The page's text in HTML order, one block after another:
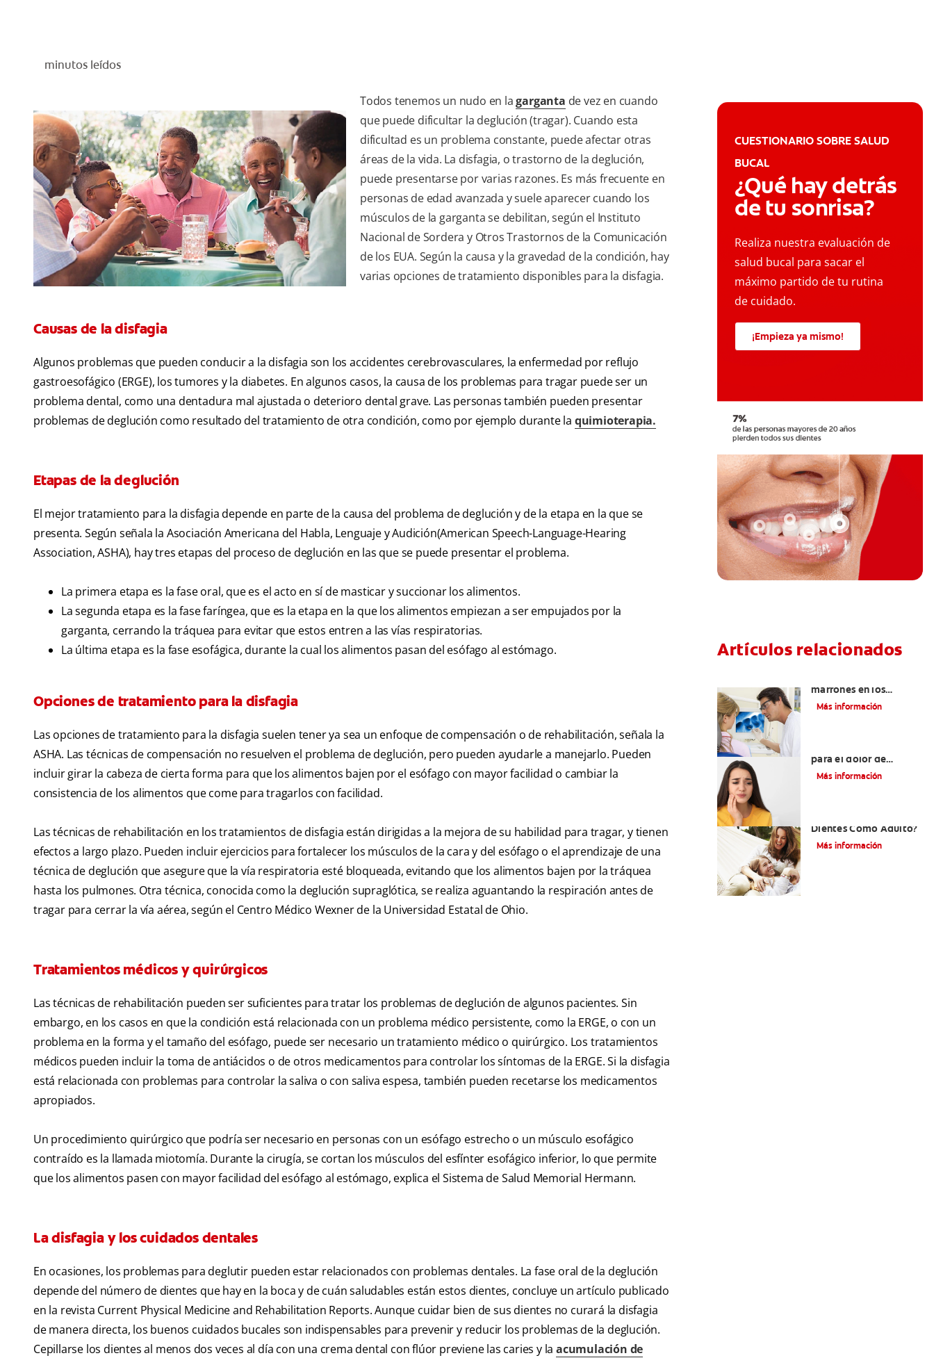
minutos leídos
Todos tenemos un nudo en lagarganta de vez en cuando
que puede dificultar la deglución (tragar). Cuando esta
dificultad es un problema constante, puede afectar otras
áreas de la vida. La disfagia, o trastorno de la deglución,
puede presentarse por varias razones. Es más frecuente en
personas de edad avanzada y suele aparecer cuando los
músculos de la garganta se debilitan, según el Instituto
Nacional de Sordera y Otros Trastornos de la Comunicación
de los EUA. Según la causa y la gravedad de la condición, hay
varias opciones de tratamiento disponibles para la disfagia.
Causas de la disfagia
Algunos problemas que pueden conducir a la disfagia son los accidentes cerebrovasculares, la enfermedad por reflujo
gastroesofágico (ERGE), los tumores y la diabetes. En algunos casos, la causa de los problemas para tragar puede ser un
problema dental, como una dentadura mal ajustada o deterioro dental grave. Las personas también pueden presentar
problemas de deglución como resultado del tratamiento de otra condición, como por ejemplo durante la quimioterapia.
Etapas de la deglución
El mejor tratamiento para la disfagia depende en parte de la causa del problema de deglución y de la etapa en la que se
presenta. Según señala la Asociación Americana del Habla, Lenguaje y Audición(American Speech-Language-Hearing
Association, ASHA), hay tres etapas del proceso de deglución en las que se puede presentar el problema.
La primera etapa es la fase oral, que es el acto en sí de masticar y succionar los alimentos.
La segunda etapa es la fase faríngea, que es la etapa en la que los alimentos empiezan a ser empujados por la
garganta, cerrando la tráquea para evitar que estos entren a las vías respiratorias.
La última etapa es la fase esofágica, durante la cual los alimentos pasan del esófago al estómago.
Opciones de tratamiento para la disfagia
Las opciones de tratamiento para la disfagia suelen tener ya sea un enfoque de compensación o de rehabilitación, señala la
ASHA. Las técnicas de compensación no resuelven el problema de deglución, pero pueden ayudarle a manejarlo. Pueden
incluir girar la cabeza de cierta forma para que los alimentos bajen por el esófago con mayor facilidad o cambiar la
consistencia de los alimentos que come para tragarlos con facilidad.
Las técnicas de rehabilitación en los tratamientos de disfagia están dirigidas a la mejora de su habilidad para tragar, y tienen
efectos a largo plazo. Pueden incluir ejercicios para fortalecer los músculos de la cara y del esófago o el aprendizaje de una
técnica de deglución que asegure que la vía respiratoria esté bloqueada, evitando que los alimentos bajen por la tráquea
hasta los pulmones. Otra técnica, conocida como la deglución supraglótica, se realiza aguantando la respiración antes de
tragar para cerrar la vía aérea, según el Centro Médico Wexner de la Universidad Estatal de Ohio.
Tratamientos médicos y quirúrgicos
Las técnicas de rehabilitación pueden ser suficientes para tratar los problemas de deglución de algunos pacientes. Sin
embargo, en los casos en que la condición está relacionada con un problema médico persistente, como la ERGE, o con un
problema en la forma y el tamaño del esófago, puede ser necesario un tratamiento médico o quirúrgico. Los tratamientos
médicos pueden incluir la toma de antiácidos o de otros medicamentos para controlar los síntomas de la ERGE. Si la disfagia
está relacionada con problemas para controlar la saliva o con saliva espesa, también pueden recetarse los medicamentos
apropiados.
Un procedimiento quirúrgico que podría ser necesario en personas con un esófago estrecho o un músculo esofágico
contraído es la llamada miotomía. Durante la cirugía, se cortan los músculos del esfínter esofágico inferior, lo que permite
que los alimentos pasen con mayor facilidad del esófago al estómago, explica el Sistema de Salud Memorial Hermann.
La disfagia y los cuidados dentales
En ocasiones, los problemas para deglutir pueden estar relacionados con problemas dentales. La fase oral de la deglución
depende del número de dientes que hay en la boca y de cuán saludables están estos dientes, concluye un artículo publicado
en la revista Current Physical Medicine and Rehabilitation Reports. Aunque cuidar bien de sus dientes no curará la disfagia
de manera directa, los buenos cuidados bucales son indispensables para prevenir y reducir los problemas de la deglución.
Cepillarse los dientes al menos dos veces al día con una crema dental con flúor previene las caries y la acumulación de
CUESTIONARIO SOBRE SALUD
BUCAL
¿Qué hay detrás
de tu sonrisa?
Realiza nuestra evaluación de
salud bucal para sacar el
máximo partido de tu rutina
de cuidado.
¡Empieza ya mismo!
Artículos relacionados
marrones en los
dientes
Más información
para el dolor de
dientes
Más información
Dientes Como Adulto?
Más información